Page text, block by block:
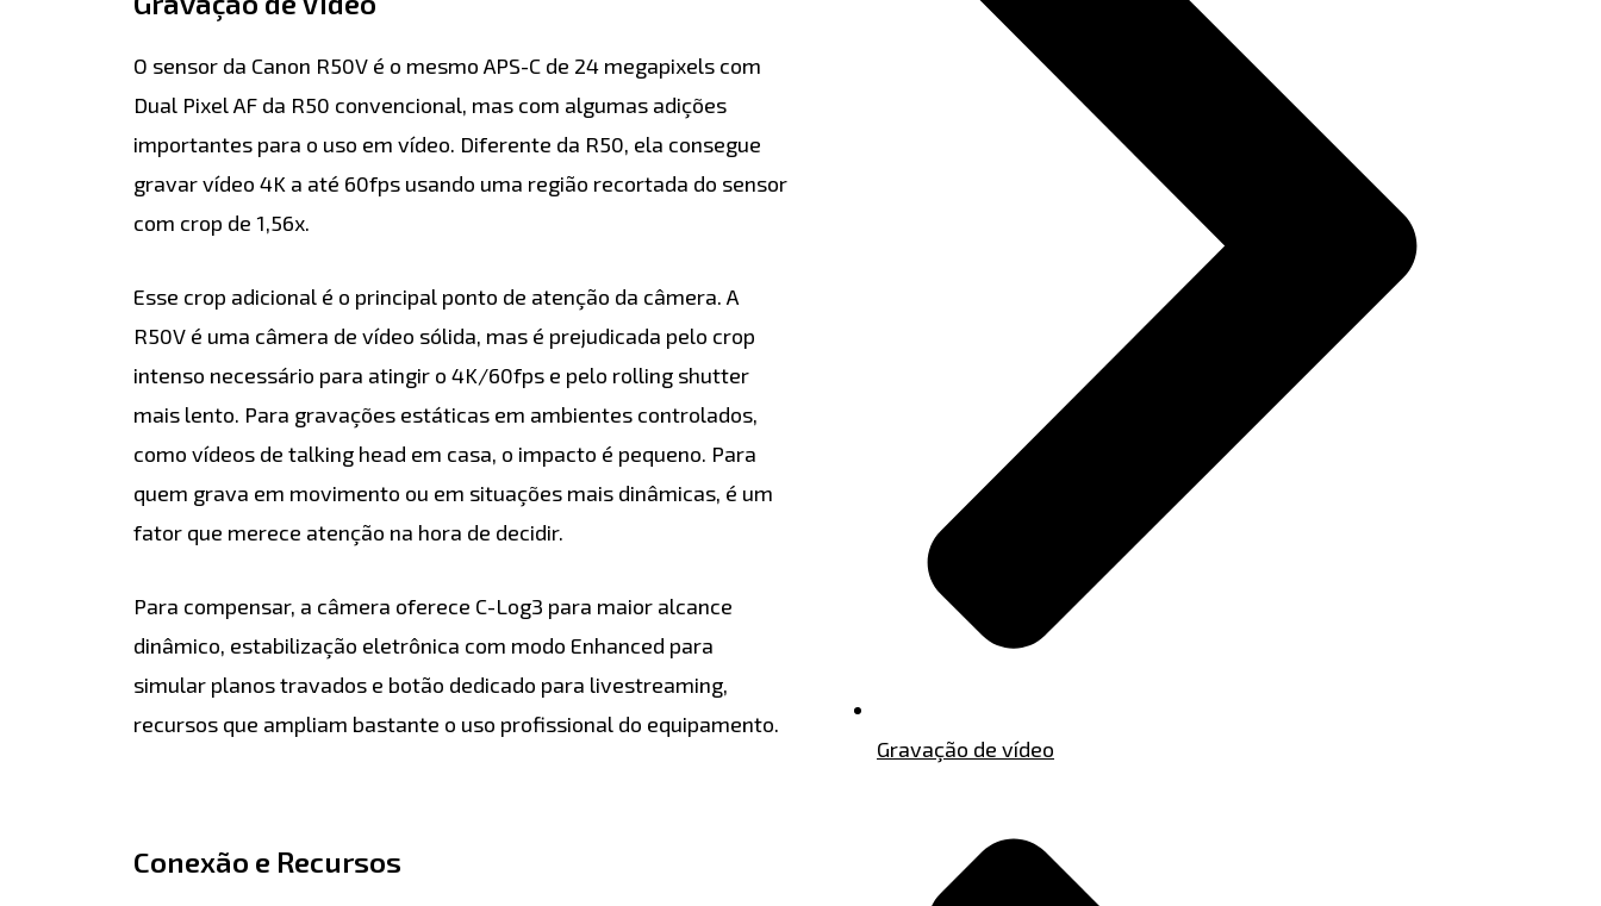
O sensor da Canon R50V é o mesmo APS-C de 24 megapixels com
Dual Pixel AF da R50 convencional, mas com algumas adições
importantes para o uso em vídeo. Diferente da R50, ela consegue
gravar vídeo 4K a até 60fps usando uma região recortada do sensor
com crop de 1,56x.
Esse crop adicional é o principal ponto de atenção da câmera. A
R50V é uma câmera de vídeo sólida, mas é prejudicada pelo crop
intenso necessário para atingir o 4K/60fps e pelo rolling shutter
mais lento. Para gravações estáticas em ambientes controlados,
como vídeos de talking head em casa, o impacto é pequeno. Para
quem grava em movimento ou em situações mais dinâmicas, é um
fator que merece atenção na hora de decidir.
Para compensar, a câmera oferece C-Log3 para maior alcance
dinâmico, estabilização eletrônica com modo Enhanced para
simular planos travados e botão dedicado para livestreaming,
recursos que ampliam bastante o uso profissional do equipamento.
Conexão e Recursos
Gravação de vídeo